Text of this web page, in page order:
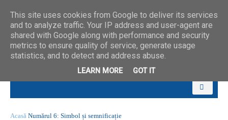
Acasă Numărul 6: Simbol și semnificație
This site uses cookies from Google to deliver its services
and to analyze traffic. Your IP address and user-agent are
shared with Google along with performance and security
metrics to ensure quality of service, generate usage
statistics, and to detect and address abuse.
LEARN MORE GOT IT